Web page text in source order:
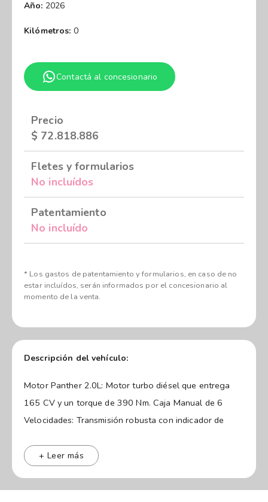
Año: 2026
Kilómetros: 0
Contactá al concesionario
Precio
$ 72.818.886
Fletes y formularios
No incluídos
Patentamiento
No incluído
* Los gastos de patentamiento y formularios, en caso de no
estar incluídos, serán informados por el concesionario al
momento de la venta.
Descripción del vehículo:
Motor Panther 2.0L: Motor turbo diésel que entrega
165 CV y un torque de 390 Nm. Caja Manual de 6
Velocidades: Transmisión robusta con indicador de
consumo. Tracción Trasera: Configuración ideal para
con carga completa.
+ Leer más